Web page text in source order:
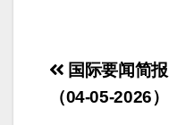
Post
navigation
国际要闻简报
（04-05-2026）